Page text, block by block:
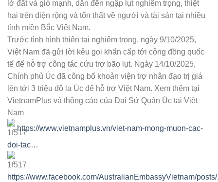
lở đất và gió mạnh, dẫn đến ngập lụt nghiêm trọng, thiệt
hại trên diện rộng và tổn thất về người và tài sản tại nhiều
tỉnh miền Bắc Việt Nam.
Trước tình hình thiên tai nghiêm trọng, ngày 9/10/2025,
Việt Nam đã gửi lời kêu gọi khẩn cấp tới cộng đồng quốc
tế để hỗ trợ công tác cứu trợ bão lụt. Ngày 14/10/2025,
Chính phủ Úc đã công bố khoản viện trợ nhân đạo trị giá
lên tới 3 triệu đô la Úc để hỗ trợ Việt Nam. Xem thêm tại
VietnamPlus và thông cáo của Đại Sứ Quán Úc tại Việt
Nam
https://www.vietnamplus.vn/viet-nam-mong-muon-cac-
doi-tac…
https://www.facebook.com/AustralianEmbassyVietnam/